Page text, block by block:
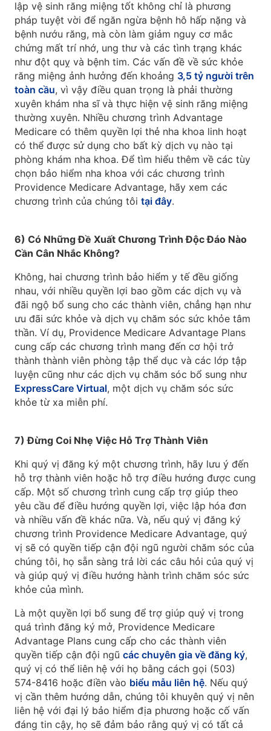
lập vệ sinh răng miệng tốt không chỉ là phương
pháp tuyệt vời để ngăn ngừa bệnh hô hấp nặng và
bệnh nướu răng, mà còn làm giảm nguy cơ mắc
chứng mất trí nhớ, ung thư và các tình trạng khác
như đột quỵ và bệnh tim. Các vấn đề về sức khỏe
răng miệng ảnh hưởng đến khoảng 3,5 tỷ người trên
toàn cầu, vì vậy điều quan trọng là phải thường
xuyên khám nha sĩ và thực hiện vệ sinh răng miệng
thường xuyên. Nhiều chương trình Advantage
Medicare có thêm quyền lợi thẻ nha khoa linh hoạt
có thể được sử dụng cho bất kỳ dịch vụ nào tại
phòng khám nha khoa. Để tìm hiểu thêm về các tùy
chọn bảo hiểm nha khoa với các chương trình
Providence Medicare Advantage, hãy xem các
chương trình của chúng tôi tại đây.
6) Có Những Đề Xuất Chương Trình Độc Đáo Nào
Cần Cân Nhắc Không?
Không, hai chương trình bảo hiểm y tế đều giống
nhau, với nhiều quyền lợi bao gồm các dịch vụ và
đãi ngộ bổ sung cho các thành viên, chẳng hạn như
ưu đãi sức khỏe và dịch vụ chăm sóc sức khỏe tâm
thần. Ví dụ, Providence Medicare Advantage Plans
cung cấp các chương trình mang đến cơ hội trở
thành thành viên phòng tập thể dục và các lớp tập
luyện cũng như các dịch vụ chăm sóc bổ sung như
ExpressCare Virtual, một dịch vụ chăm sóc sức
khỏe từ xa miễn phí.
7) Đừng Coi Nhẹ Việc Hỗ Trợ Thành Viên
Khi quý vị đăng ký một chương trình, hãy lưu ý đến
hỗ trợ thành viên hoặc hỗ trợ điều hướng được cung
cấp. Một số chương trình cung cấp trợ giúp theo
yêu cầu để điều hướng quyền lợi, việc lập hóa đơn
và nhiều vấn đề khác nữa. Và, nếu quý vị đăng ký
chương trình Providence Medicare Advantage, quý
vị sẽ có quyền tiếp cận đội ngũ người chăm sóc của
chúng tôi, họ sẵn sàng trả lời các câu hỏi của quý vị
và giúp quý vị điều hướng hành trình chăm sóc sức
khỏe của mình.
Là một quyền lợi bổ sung để trợ giúp quý vị trong
quá trình đăng ký mở, Providence Medicare
Advantage Plans cung cấp cho các thành viên
quyền tiếp cận đội ngũ các chuyên gia về đăng ký,
quý vị có thể liên hệ với họ bằng cách gọi (503)
574-8416 hoặc điền vào biểu mẫu liên hệ. Nếu quý
vị cần thêm hướng dẫn, chúng tôi khuyên quý vị nên
liên hệ với đại lý bảo hiểm địa phương hoặc cố vấn
đáng tin cậy, họ sẽ đảm bảo rằng quý vị có tất cả